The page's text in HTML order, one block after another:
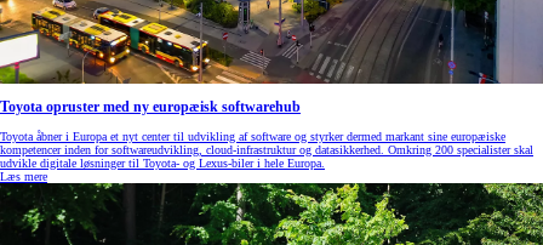
Toyota opruster med ny europæisk softwarehub
Toyota åbner i Europa et nyt center til udvikling af software og styrker dermed markant sine europæiske
kompetencer inden for softwareudvikling, cloud‑infrastruktur og datasikkerhed. Omkring 200 specialister skal
udvikle digitale løsninger til Toyota- og Lexus‑biler i hele Europa.
Læs mere